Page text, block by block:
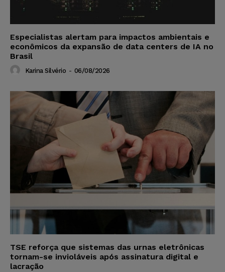
Especialistas alertam para impactos ambientais e
econômicos da expansão de data centers de IA no
Brasil
Karina Silvério - 06/08/2026
TSE reforça que sistemas das urnas eletrônicas
tornam-se invioláveis após assinatura digital e
lacração